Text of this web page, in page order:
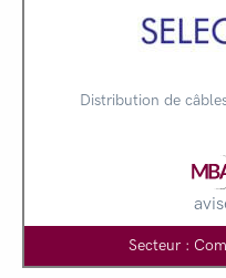
Distribution de
Secteur :